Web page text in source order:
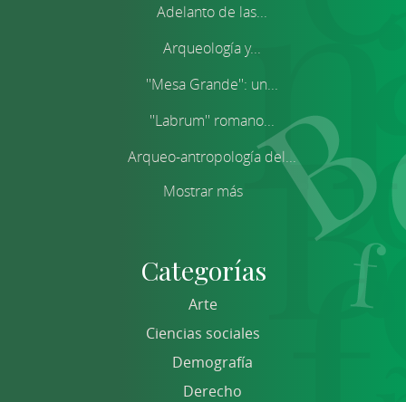
Adelanto de las...
Arqueología y...
''Mesa Grande'': un...
''Labrum'' romano...
Arqueo-antropología del...
Mostrar más
Categorías
Arte
Ciencias sociales
Demografía
Derecho